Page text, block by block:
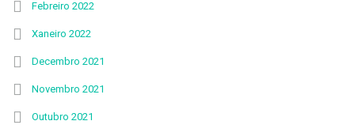
Febreiro 2022
Xaneiro 2022
Decembro 2021
Novembro 2021
Outubro 2021